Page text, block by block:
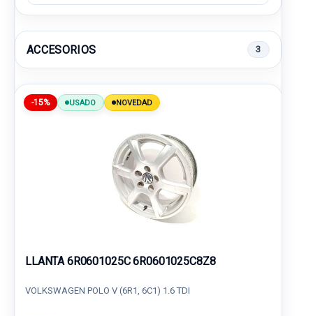
ACCESORIOS 3
-15% USADO NOVEDAD
LLANTA 6R0601025C 6R0601025C8Z8
VOLKSWAGEN POLO V (6R1, 6C1) 1.6 TDI